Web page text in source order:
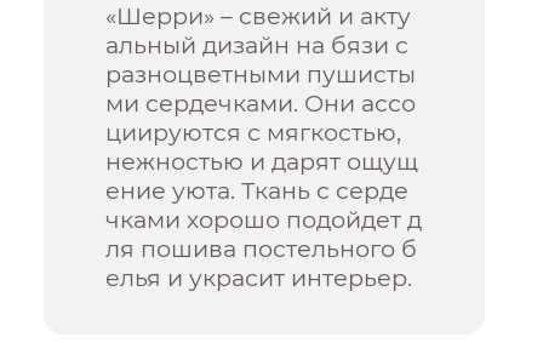
«Шерри» – свежий и акту
альный дизайн на бязи с
разноцветными пушисты
ми сердечками. Они ассо
циируются с мягкостью,
нежностью и дарят ощущ
ение уюта. Ткань с серде
чками хорошо подойдет д
ля пошива постельного б
елья и украсит интерьер.